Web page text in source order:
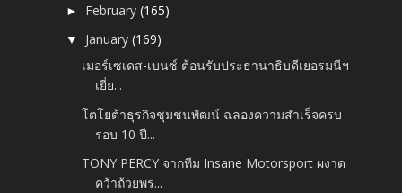
► February(165)
▼ January(169)
เมอร์เซเดส-เบนซ์ ต้อนรับประธานาธิบดีเยอรมนีฯ
เยี่ย...
โตโยต้าธุรกิจชุมชนพัฒน์ ฉลองความสำเร็จครบ
รอบ 10 ปี...
TONY PERCY จากทีม Insane Motorsport ผงาด
คว้าถ้วยพร...